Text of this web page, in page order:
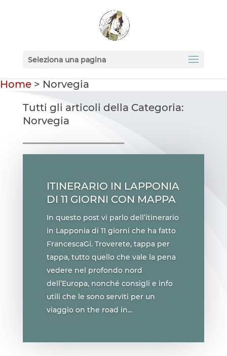
Seleziona una pagina
Home > Norvegia
Tutti gli articoli della Categoria:
Norvegia
ITINERARIO IN LAPPONIA
DI 11 GIORNI CON MAPPA
In questo post vi parlo dell’itinerario
in Lapponia di 11 giorni che ha fatto
FrancescaGi. Troverete, tappa per
tappa, tutto quello che vale la pena
vedere nel profondo nord
dell’Europa, nonché consigli e info
utili che le sono serviti per un
viaggio on the road in...